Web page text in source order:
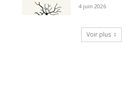
4 juin 2026
Voir plus